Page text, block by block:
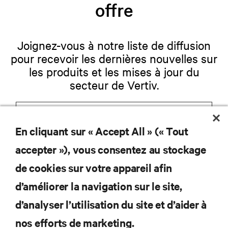
offre
Joignez-vous à notre liste de diffusion
pour recevoir les dernières nouvelles sur
les produits et les mises à jour du
secteur de Vertiv.
S'INSCRIRE
RESSOURCES
En cliquant sur « Accept All » (« Tout
accepter »), vous consentez au stockage
de cookies sur votre appareil afin
d’améliorer la navigation sur le site,
d’analyser l’utilisation du site et d’aider à
nos efforts de marketing.